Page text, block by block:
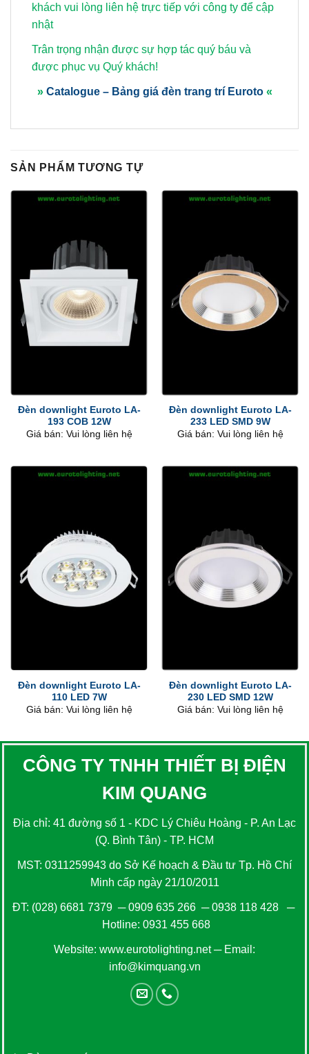
khách vui lòng liên hệ trực tiếp với công ty để cập
nhật
Trân trọng nhận được sự hợp tác quý báu và
được phục vụ Quý khách!
» Catalogue – Bảng giá đèn trang trí Euroto «
SẢN PHẨM TƯƠNG TỰ
Đèn downlight Euroto LA-
193 COB 12W
Giá bán: Vui lòng liên hệ
Đèn downlight Euroto LA-
233 LED SMD 9W
Giá bán: Vui lòng liên hệ
Đèn downlight Euroto LA-
110 LED 7W
Giá bán: Vui lòng liên hệ
Đèn downlight Euroto LA-
230 LED SMD 12W
Giá bán: Vui lòng liên hệ
CÔNG TY TNHH THIẾT BỊ ĐIỆN
KIM QUANG
Địa chỉ: 41 đường số 1 - KDC Lý Chiêu Hoàng - P. An Lạc
(Q. Bình Tân) - TP. HCM
MST: 0311259943 do Sở Kế hoạch & Đầu tư Tp. Hồ Chí
Minh cấp ngày 21/10/2011
ĐT: (028) 6681 7379 ─0909 635 266─0938 118 428─
Hotline: 0931 455 668
Website: www.eurotolighting.net─ Email:
info@kimquang.vn